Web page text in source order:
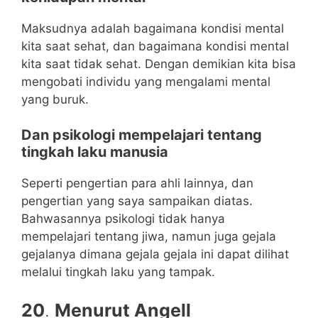
Maksudnya adalah bagaimana kondisi mental
kita saat sehat, dan bagaimana kondisi mental
kita saat tidak sehat. Dengan demikian kita bisa
mengobati individu yang mengalami mental
yang buruk.
Dan psikologi mempelajari tentang
tingkah laku manusia
Seperti pengertian para ahli lainnya, dan
pengertian yang saya sampaikan diatas.
Bahwasannya psikologi tidak hanya
mempelajari tentang jiwa, namun juga gejala
gejalanya dimana gejala gejala ini dapat dilihat
melalui tingkah laku yang tampak.
20. Menurut Angell